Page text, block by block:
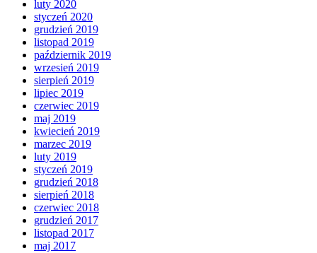
luty 2020
styczeń 2020
grudzień 2019
listopad 2019
październik 2019
wrzesień 2019
sierpień 2019
lipiec 2019
czerwiec 2019
maj 2019
kwiecień 2019
marzec 2019
luty 2019
styczeń 2019
grudzień 2018
sierpień 2018
czerwiec 2018
grudzień 2017
listopad 2017
maj 2017